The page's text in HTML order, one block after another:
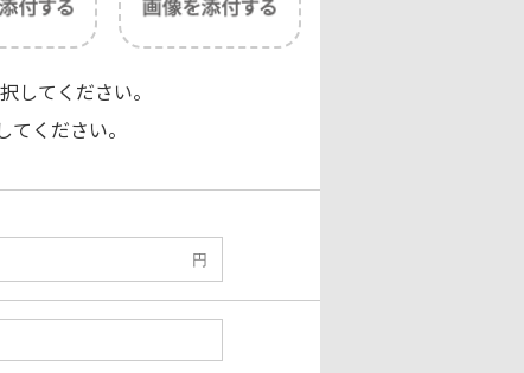
してください。
ください。